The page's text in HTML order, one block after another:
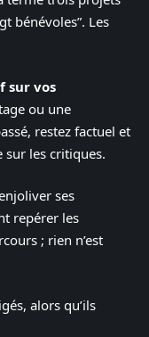
bénévoles”. Les
sur vos
ou une
restez factuel et
sur les critiques.
ses
repérer les
; rien n’est
alors qu’ils